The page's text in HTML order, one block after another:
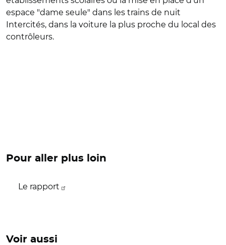
espace "dame seule" dans les trains de nuit
Intercités, dans la voiture la plus proche du local des
contrôleurs.
Pour aller plus loin
Le rapport
Voir aussi